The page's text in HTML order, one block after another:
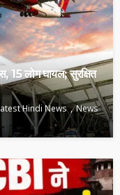
15 लोग घायल; सुरक्षित
Hindi News
News